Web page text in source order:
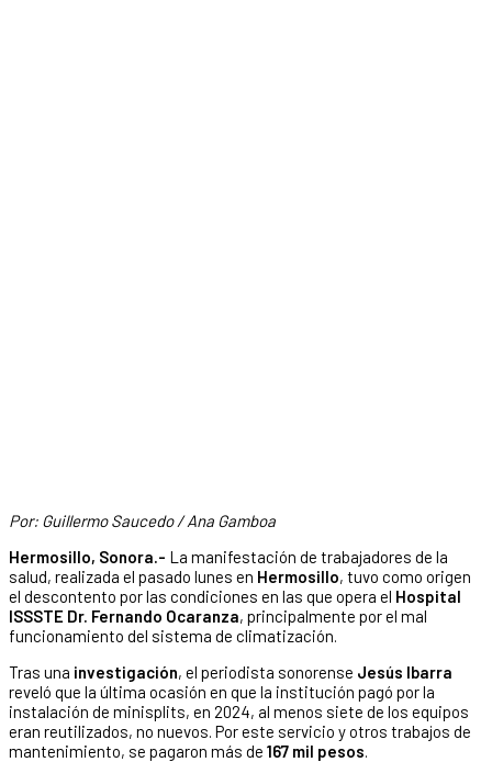
Por: Guillermo Saucedo / Ana Gamboa
Hermosillo, Sonora.- La manifestación de trabajadores de la
salud, realizada el pasado lunes en Hermosillo, tuvo como origen
el descontento por las condiciones en las que opera el Hospital
ISSSTE Dr. Fernando Ocaranza, principalmente por el mal
funcionamiento del sistema de climatización.
Tras una investigación, el periodista sonorense Jesús Ibarra
reveló que la última ocasión en que la institución pagó por la
instalación de minisplits, en 2024, al menos siete de los equipos
eran reutilizados, no nuevos. Por este servicio y otros trabajos de
mantenimiento, se pagaron más de 167 mil pesos.